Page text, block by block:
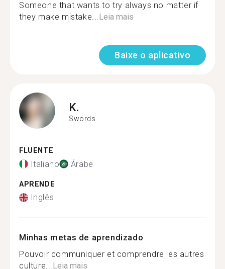
Someone that wants to try always no matter if
they make mistake...Leia mais
Baixe o aplicativo
K.
Swords
FLUENTE
Italiano Árabe
APRENDE
Inglês
Minhas metas de aprendizado
Pouvoir communiquer et comprendre les autres
culture...Leia mais